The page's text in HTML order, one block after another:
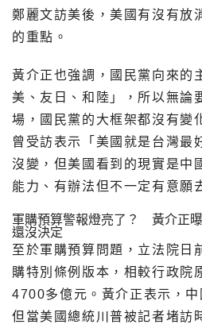
鄭麗文訪美後，美國有沒有放
的重點。
黃介正也強調，國民黨向來的
美、友日、和陸」，所以無論
場，國民黨的大框架都沒有變
曾受訪表示「美國就是台灣最
沒變，但美國看到的現實是中
能力、有辦法但不一定有意願
軍購預算警報燈亮了？ 黃介正
還沒決定
至於軍購預算問題，立法院日
購特別條例版本，相較行政院
4700多億元。黃介正表示，中
但當美國總統川普被記者堵訪